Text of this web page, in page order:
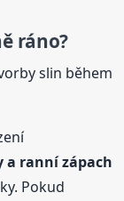
ráno?
slin během
a ranní zápach
Pokud